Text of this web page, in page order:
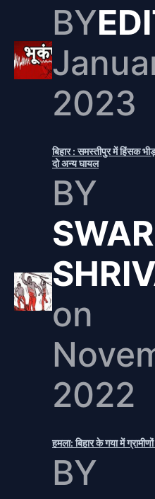
BY
2023
बिहार : समस्तीपुर में हिंसक
दो अन्य घायल
BY
on
2022
हमला: बिहार के गया में
BY